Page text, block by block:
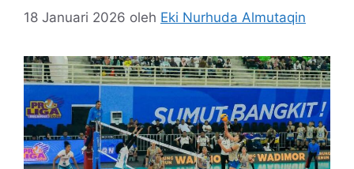
18 Januari 2026 oleh Eki Nurhuda Almutaqin